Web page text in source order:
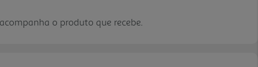
o produto que recebe.